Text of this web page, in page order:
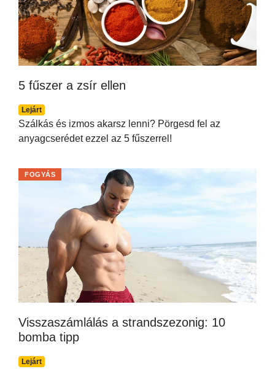
5 fűszer a zsír ellen
Lejárt
Szálkás és izmos akarsz lenni? Pörgesd fel az
anyagcserédet ezzel az 5 fűszerrel!
Visszaszámlálás a strandszezonig: 10
bomba tipp
Lejárt
FOGYÁS